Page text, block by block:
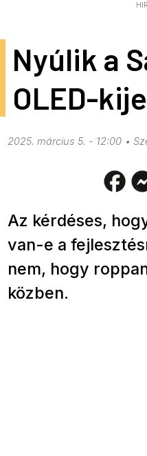
Nyúlik a
OLED-
2025. március 5. - 12:00
Az kérdéses,
van-e a
nem, hogy
közben.